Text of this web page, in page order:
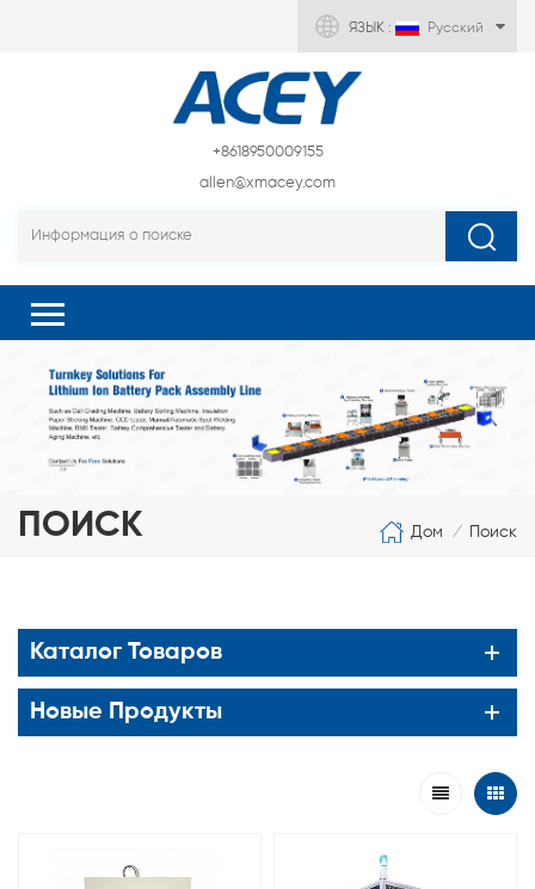
ЯЗЫК : Русский
+8618950009155
allen@xmacey.com
ПОИСК Дом / Поиск
Каталог Товаров
Новые Продукты